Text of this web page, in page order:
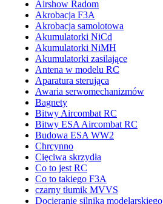
Airshow Radom
Akrobacja F3A
Akrobacja samolotowa
Akumulatorki NiCd
Akumulatorki NiMH
Akumulatorki zasilające
Antena w modelu RC
Aparatura sterująca
Awaria serwomechanizmów
Bagnety
Bitwy Aircombat RC
Bitwy ESA Aircombat RC
Budowa ESA WW2
Chrcynno
Cięciwa skrzydła
Co to jest RC
Co to takiego F3A
czarny tłumik MVVS
Docieranie silnika modelarskiego